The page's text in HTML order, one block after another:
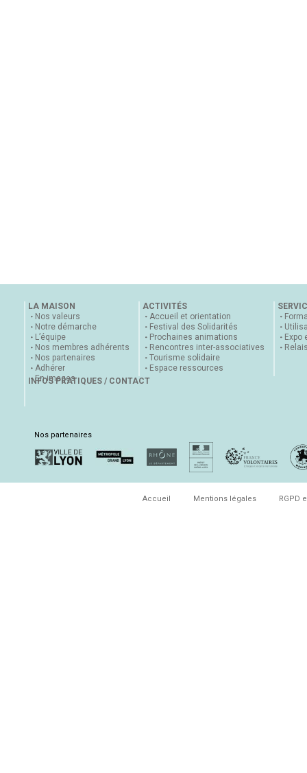
LA MAISON
Nos valeurs
Notre démarche
L’équipe
Nos membres adhérents
Nos partenaires
Adhérer
En images
ACTIVITÉS
Accueil et orientation
Festival des Solidarités
Prochaines animations
Rencontres inter-associatives
Tourisme solidaire
Espace ressources
Expo
INFOS PRATIQUES / CONTACT
Nos partenaires
Accueil Mentions légales RGPD